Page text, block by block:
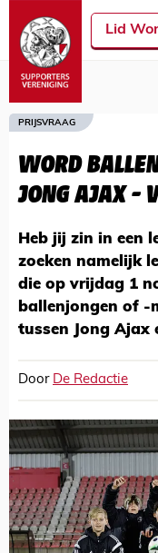
Lid
PRIJSVRAAG
WORD
JONG AJAX -
Heb jij zin in een
zoeken namelijk
die op vrijdag 1
ballenjongen of -
tussen Jong Ajax
Door De Redactie